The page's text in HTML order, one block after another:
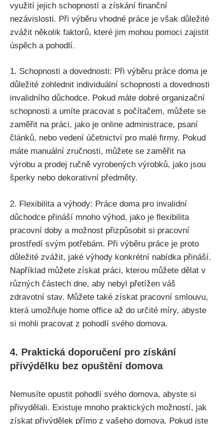
využití jejich schopností a získání finanční
nezávislosti. Při výběru vhodné práce je však důležité
zvážit několik faktorů, které jim mohou pomoci zajistit
úspěch a pohodlí.
1. Schopnosti a dovednosti: Při výběru práce doma je
důležité zohlednit individuální schopnosti a dovednosti
invalidního důchodce. Pokud máte dobré organizační
schopnosti a umíte pracovat s počítačem, můžete se
zaměřit na práci, jako je online administrace, psaní
článků, nebo vedení účetnictví pro malé firmy. Pokud
máte manuální zručnosti, můžete se zaměřit na
výrobu a prodej ručně vyrobených výrobků, jako jsou
šperky nebo dekorativní předměty.
2. Flexibilita a výhody: Práce doma pro invalidní
důchodce přináší mnoho výhod, jako je flexibilita
pracovní doby a možnost přizpůsobit si pracovní
prostředí svým potřebám. Při výběru práce je proto
důležité zvážit, jaké výhody konkrétní nabídka přináší.
Například můžete získat práci, kterou můžete dělat v
různých částech dne, aby nebyl přetížen váš
zdravotní stav. Můžete také získat pracovní smlouvu,
která umožňuje home office až do určité míry, abyste
si mohli pracovat z pohodlí svého domova.
4. Praktická doporučení pro získání
přivýdělku bez opuštění domova
Nemusíte opustit pohodlí svého domova, abyste si
přivydělali. Existuje mnoho praktických možností, jak
získat přivýdělek přímo z vašeho domova. Pokud jste